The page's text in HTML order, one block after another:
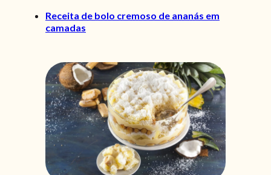
Receita de bolo cremoso de ananás em
camadas